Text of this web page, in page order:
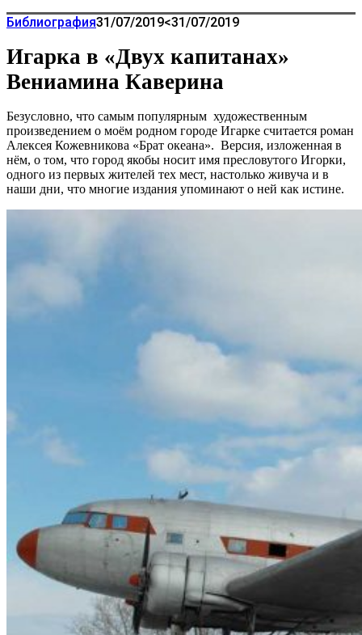
Библиография31/07/2019<31/07/2019
Игарка в «Двух капитанах»
Вениамина Каверина
Безусловно, что самым популярным художественным
произведением о моём родном городе Игарке считается роман
Алексея Кожевникова «Брат океана». Версия, изложенная в
нём, о том, что город якобы носит имя пресловутого Игорки,
одного из первых жителей тех мест, настолько живуча и в
наши дни, что многие издания упоминают о ней как истине.